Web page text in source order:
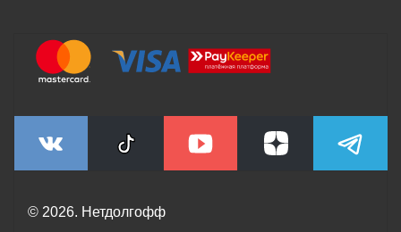
© 2026. Нетдолгофф